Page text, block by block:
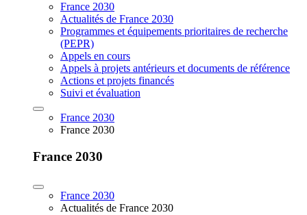
France 2030
Actualités de France 2030
Programmes et équipements prioritaires de recherche
(PEPR)
Appels en cours
Appels à projets antérieurs et documents de référence
Actions et projets financés
Suivi et évaluation
France 2030
France 2030
France 2030
France 2030
Actualités de France 2030